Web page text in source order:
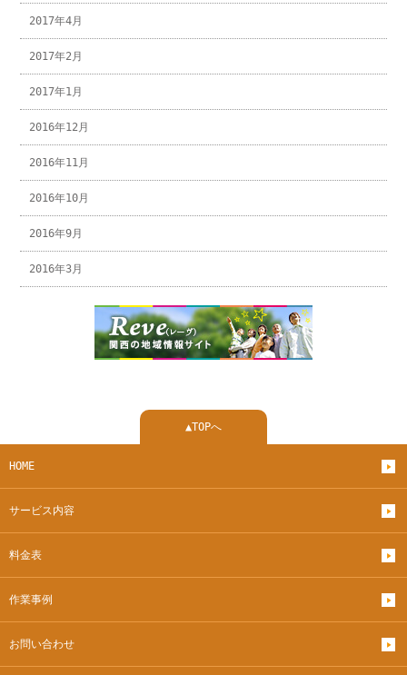
2017年4月
2017年2月
2017年1月
2016年12月
2016年11月
2016年10月
2016年9月
2016年3月
▲TOPへ
HOME
サービス内容
料金表
作業事例
お問い合わせ